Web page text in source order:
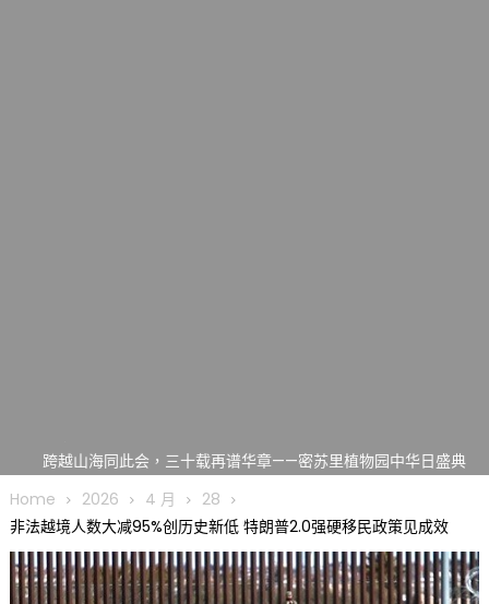
跨越山海同此会，三十载再谱华章——密苏里植物园中华日盛典
圆满举行
圣路易龙舟俱乐部5月16日龙舟体验日 邀请各界亲身体验划行乐
趣 + 水上竞速魅力
三十二载跨越时空的相逢
执掌密苏里植物园近四十年 致力推动全球植物多样性研究与中美
Home 2026 4 月
28
非法越境人数大减95%创历史新低 特朗普2.0强硬移民政策见成效